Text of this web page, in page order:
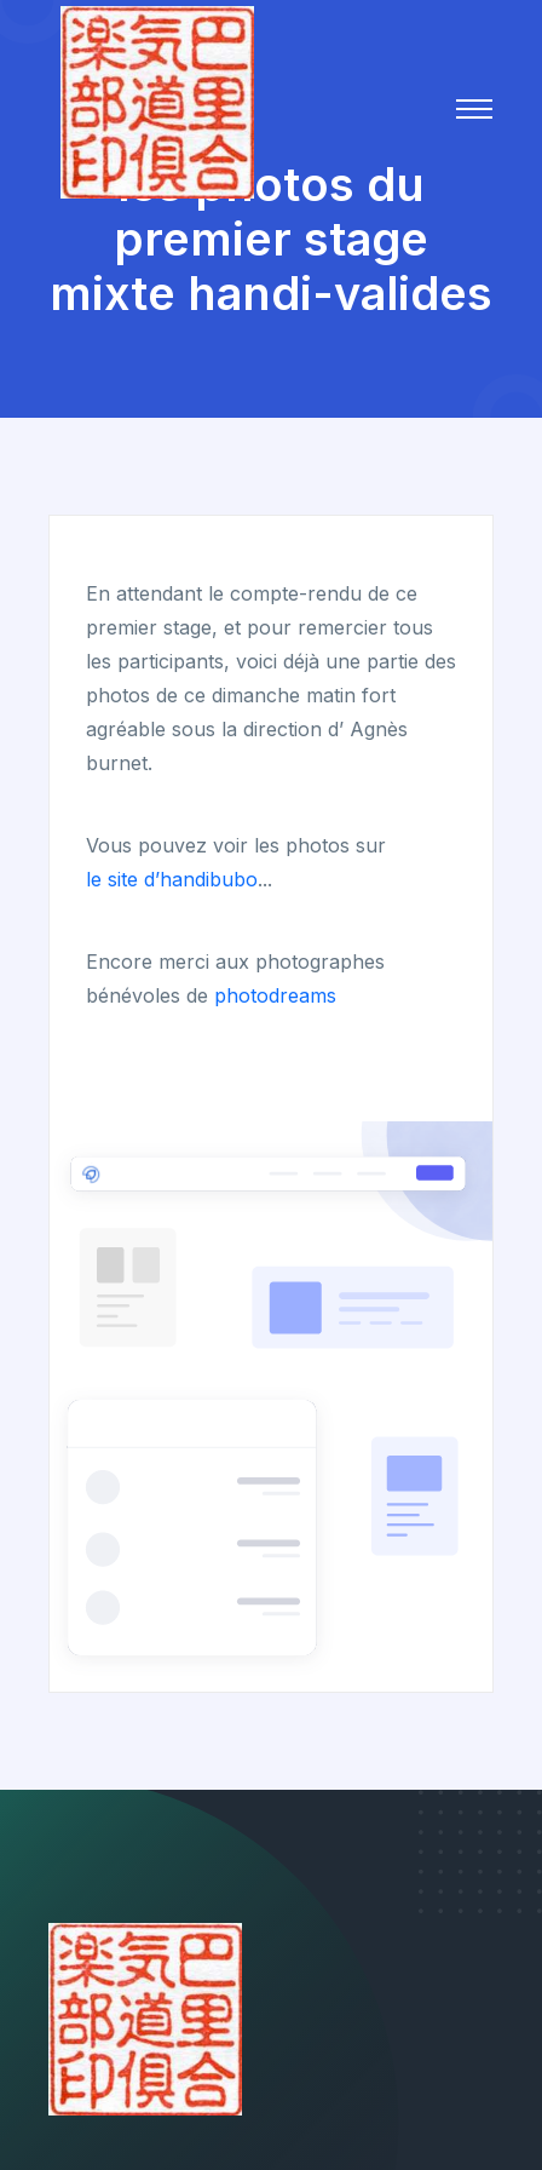
les photos du
premier stage
mixte handi-valides
En attendant le compte-rendu de ce
premier stage, et pour remercier tous
les participants, voici déjà une partie des
photos de ce dimanche matin fort
agréable sous la direction d’ Agnès
burnet.
Vous pouvez voir les photos sur
le site d’handibubo...
Encore merci aux photographes
bénévoles de photodreams